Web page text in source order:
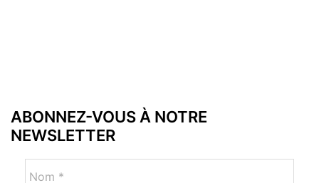
ABONNEZ-VOUS À NOTRE
NEWSLETTER